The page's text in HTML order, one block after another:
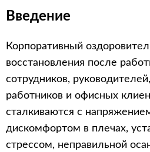
Введение
Корпоративный
восстановления после
сотрудников,
работников и офисных
сталкиваются с
дискомфортом в плечах,
стрессом, неправильной